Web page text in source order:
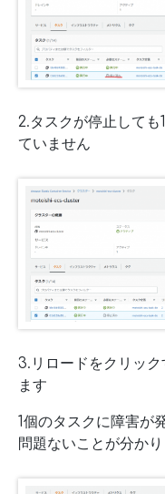
2.タスクが停止しても
ていません
3.リロードをクリッ
ます
1個のタスクに障害が
問題ないことが分か